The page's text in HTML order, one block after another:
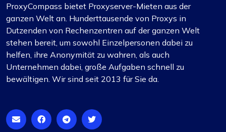
Ich verwende Proxycompass für meine
Marktforschung und die Genauigkeit und
Geschwindigkeit ihrer Proxys haben meinen
Arbeitsablauf erheblich verbessert. Außerdem
ein Lob an ihr Support-Team, das immer für sie da
ist.
ProxyCompass bietet Proxyserver-Mieten aus der
ganzen Welt an. Hunderttausende von Proxys in
Dutzenden von Rechenzentren auf der ganzen Welt
stehen bereit, um sowohl Einzelpersonen dabei zu
helfen, ihre Anonymität zu wahren, als auch
Unternehmen dabei, große Aufgaben schnell zu
bewältigen. Wir sind seit 2013 für Sie da.